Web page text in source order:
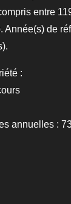
entre
Année(s) de
:
annuelles :